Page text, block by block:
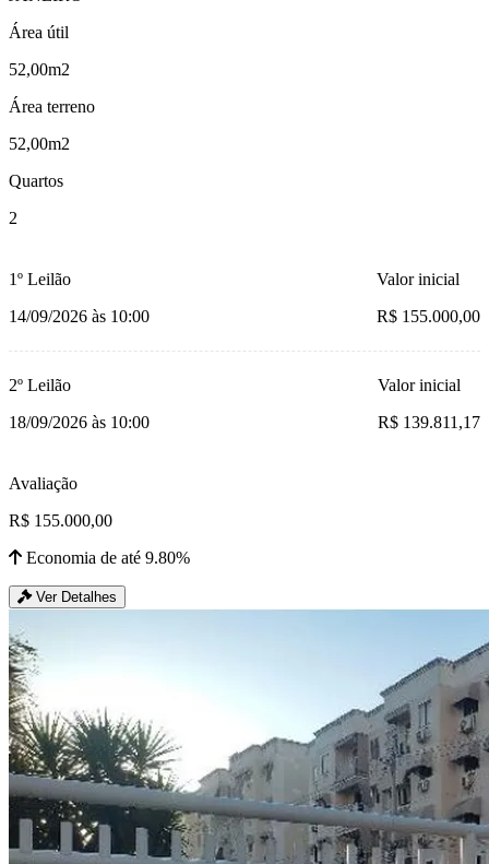
Área útil
52,00m2
Área terreno
52,00m2
Quartos
2
1º Leilão
14/09/2026 às 10:00
Valor inicial
R$ 155.000,00
2º Leilão
18/09/2026 às 10:00
Valor inicial
R$ 139.811,17
Avaliação
R$ 155.000,00
Economia de até 9.80%
Ver Detalhes